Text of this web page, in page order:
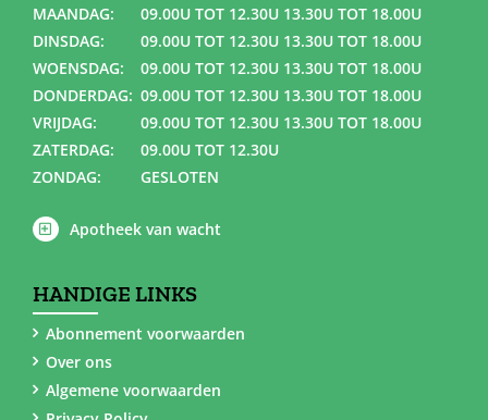
MAANDAG:
09.00U TOT 12.30U 13.30U TOT 18.00U
DINSDAG:
09.00U TOT 12.30U 13.30U TOT 18.00U
WOENSDAG:
09.00U TOT 12.30U 13.30U TOT 18.00U
DONDERDAG: 09.00U TOT 12.30U 13.30U TOT 18.00U
VRIJDAG:
09.00U TOT 12.30U 13.30U TOT 18.00U
ZATERDAG:
09.00U TOT 12.30U
ZONDAG:
GESLOTEN
Apotheek van wacht
HANDIGE LINKS
Abonnement voorwaarden
Over ons
Algemene voorwaarden